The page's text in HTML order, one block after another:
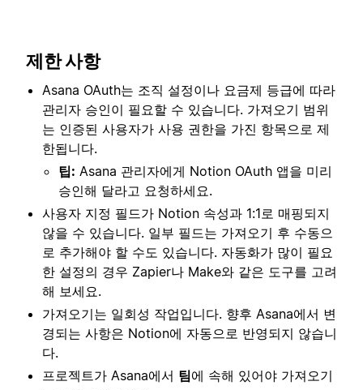
제한 사항
Asana OAuth는 조직 설정이나 요금제 등급에 따라
관리자 승인이 필요할 수 있습니다. 가져오기 범위
는 인증된 사용자가 사용 권한을 가진 항목으로 제
한됩니다.
팁: Asana 관리자에게 Notion OAuth 앱을 미리
승인해 달라고 요청하세요.
사용자 지정 필드가 Notion 속성과 1:1로 매핑되지
않을 수 있습니다. 일부 필드는 가져오기 후 수동으
로 추가해야 할 수도 있습니다. 자동화가 많이 필요
한 설정의 경우 Zapier나 Make와 같은 도구를 고려
해 보세요.
가져오기는 일회성 작업입니다. 향후 Asana에서 변
경되는 사항은 Notion에 자동으로 반영되지 않습니
다.
프로젝트가 Asana에서 팀에 속해 있어야 가져오기